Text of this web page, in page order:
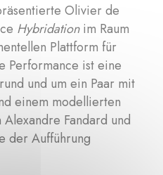
Olivier de
Hybridationim Raum
Plattform für
Performance ist eine
rund und um ein Paar mit
einem modellierten
Fandard und
der Aufführung